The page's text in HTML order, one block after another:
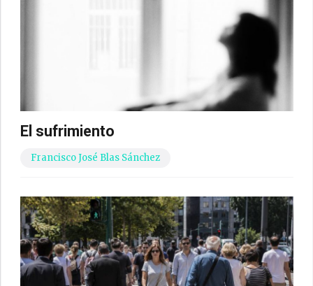
El sufrimiento
Francisco José Blas Sánchez